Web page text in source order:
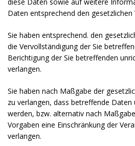
Daten entsprechend den gesetzlichen
Sie haben entsprechend. den
die Vervollständigung der Sie
Berichtigung der Sie betreffenden
verlangen.
Sie haben nach Maßgabe der
zu verlangen, dass betreffende
werden, bzw. alternativ nach
Vorgaben eine Einschränkung der
verlangen.